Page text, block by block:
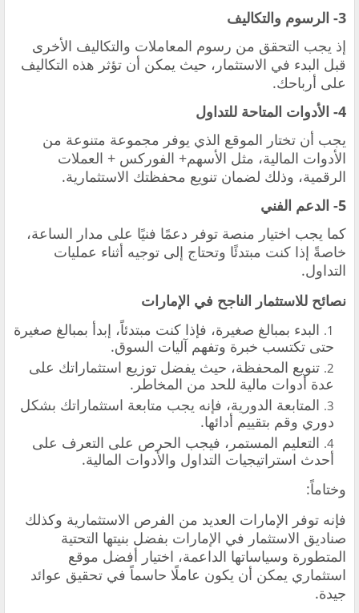
3- الرسوم والتكاليف
إذ يجب التحقق من رسوم المعاملات والتكاليف الأخرى
قبل البدء في الاستثمار، حيث يمكن أن تؤثر هذه التكاليف
على أرباحك.
4- الأدوات المتاحة للتداول
يجب أن تختار الموقع الذي يوفر مجموعة متنوعة من
الأدوات المالية، مثل الأسهم+ الفوركس + العملات
الرقمية، وذلك لضمان تنويع محفظتك الاستثمارية.
5- الدعم الفني
كما يجب اختيار منصة توفر دعمًا فنيًا على مدار الساعة،
خاصةً إذا كنت مبتدئًا وتحتاج إلى توجيه أثناء عمليات
التداول.
نصائح للاستثمار الناجح في الإمارات
البدء بمبالغ صغيرة، فإذا كنت مبتدئاً، إبدأ بمبالغ صغيرة
حتى تكتسب خبرة وتفهم آليات السوق.
تنويع المحفظة، حيث يفضل توزيع استثماراتك على
عدة أدوات مالية للحد من المخاطر.
المتابعة الدورية، فإنه يجب متابعة استثماراتك بشكل
دوري وقم بتقييم أدائها.
التعليم المستمر، فيجب الحرص على التعرف على
أحدث استراتيجيات التداول والأدوات المالية.
وختاماً:
فإنه توفر الإمارات العديد من الفرص الاستثمارية وكذلك
صناديق الاستثمار في الإمارات بفضل بنيتها التحتية
المتطورة وسياساتها الداعمة، اختيار أفضل موقع
استثماري يمكن أن يكون عاملًا حاسماً في تحقيق عوائد
جيدة.